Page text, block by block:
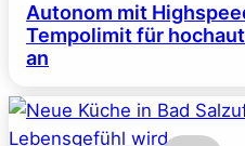
Autonom mit
Tempolimit für
an